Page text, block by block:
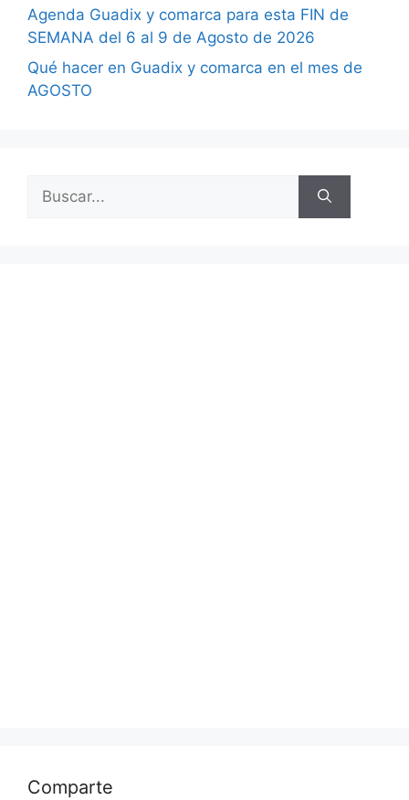
Agenda Guadix y comarca para esta FIN de
SEMANA del 6 al 9 de Agosto de 2026
Qué hacer en Guadix y comarca en el mes de
AGOSTO
Buscar:
Comparte